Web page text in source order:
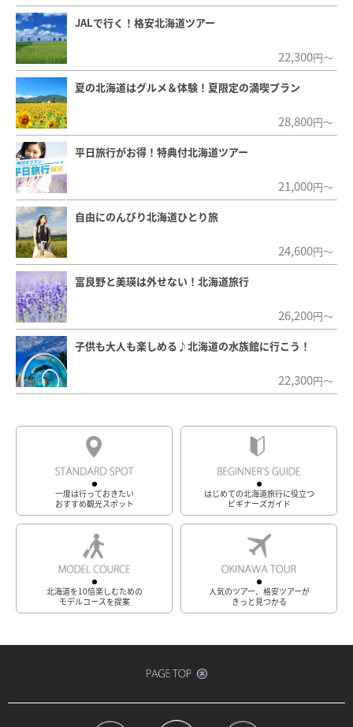
JALで行く！格安北海道ツアー
22,300円～
夏の北海道はグルメ＆体験！夏限定の満喫プラン
28,800円～
平日旅行がお得！特典付北海道ツアー
21,000円～
自由にのんびり北海道ひとり旅
24,600円～
富良野と美瑛は外せない！北海道旅行
26,200円～
子供も大人も楽しめる♪北海道の水族館に行こう！
22,300円～
一度は行っておきたい
おすすめ観光スポット
はじめての北海道旅行に役立つ
ビギナーズガイド
北海道を10倍楽しむための
モデルコースを提案
人気のツアー、格安ツアーが
きっと見つかる